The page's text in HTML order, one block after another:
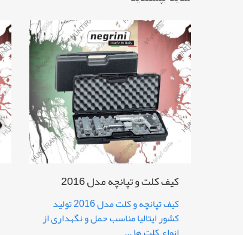
کیف کلت و تپانچه مدل 2016
کیف تپانچه و کلت مدل 2016 تولید
کشور ایتالیا مناسب حمل و نگهداری از